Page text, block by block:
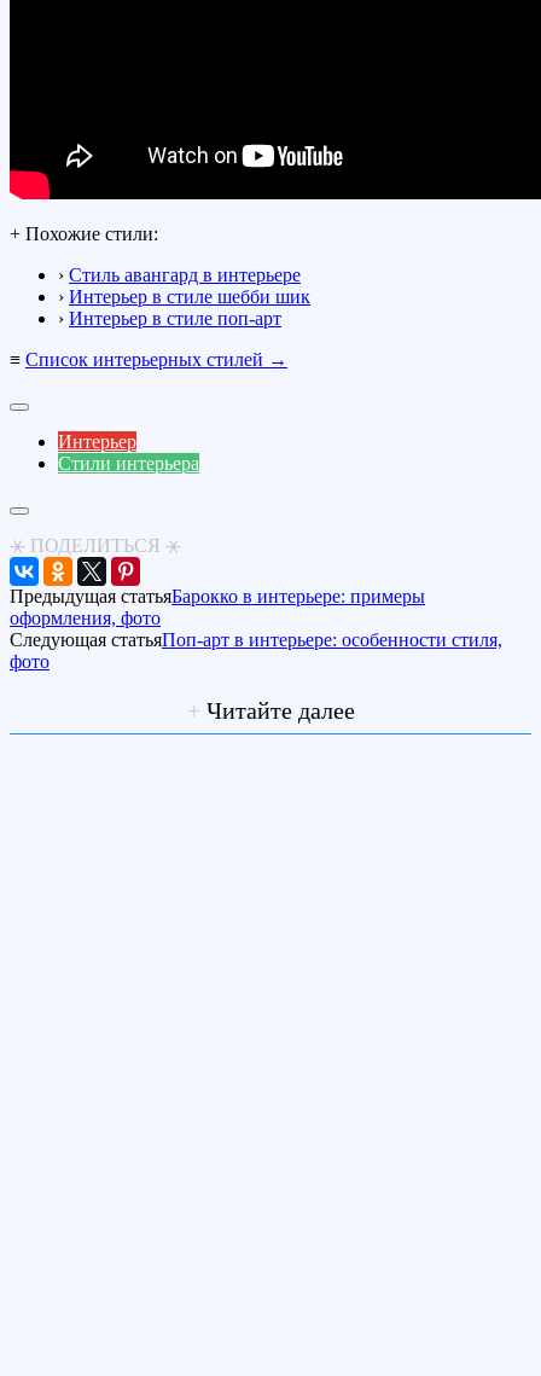
+ Похожие стили:
› Стиль авангард в интерьере
› Интерьер в стиле шебби шик
› Интерьер в стиле поп-арт
≡ Список интерьерных стилей →
Интерьер
Стили интерьера
⚹ ПОДЕЛИТЬСЯ ⚹
Предыдущая статьяБарокко в интерьере: примеры
оформления, фото
Следующая статьяПоп-арт в интерьере: особенности стиля,
фото
+ Читайте далее